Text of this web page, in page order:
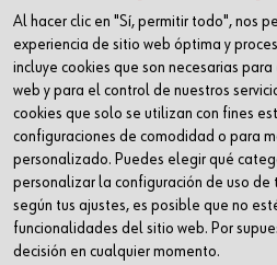
Instagram
Youtube
LinkedIn
Contacto
Würth del Uruguay, Ruta 101 Km.
Departamento de Canelones,
Al hacer clic en "Sí, permitir todo", nos
experiencia de sitio web óptima y
incluye cookies que son necesarias
web y para el control de nuestros
cookies que solo se utilizan con fines
configuraciones de comodidad o para
personalizado. Puedes elegir qué
personalizar la configuración de uso de
según tus ajustes, es posible que no
funcionalidades del sitio web. Por
decisión en cualquier momento.